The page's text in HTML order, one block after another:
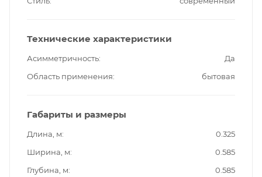
Технические характеристики
Асимметричность
Да
Область применения
бытовая
Габариты и размеры
Длина, м
0.325
Ширина, м
0.585
Глубина, м
0.585